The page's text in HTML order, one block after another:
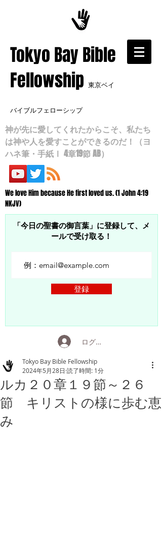
​Tokyo Bay Bible
Fellowship 東京ベイ
バイブルフェローシップ
神が先に愛してくれたからこそ、私たち
は神や人を愛すことができるのだ！（ヨ
ハネ筆・手紙Ⅰ 4章19節 AB）
We love Him because He first loved us. (1 John 4:19
NKJV)
「今日の聖書の御言葉」に登録して、メ
ールで受け取る！
登録
ログイン
ルカ２０章１９節～２６
節 キリストの様に歩む恵
み
Tokyo Bay Bible Fellowship
2024年5月28日 読了時間: 1分